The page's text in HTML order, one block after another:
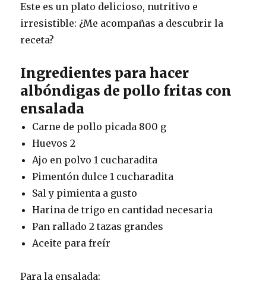
Este es un plato delicioso, nutritivo e
irresistible: ¿Me acompañas a descubrir la
receta?
Ingredientes para hacer
albóndigas de pollo fritas con
ensalada
Carne de pollo picada 800 g
Huevos 2
Ajo en polvo 1 cucharadita
Pimentón dulce 1 cucharadita
Sal y pimienta a gusto
Harina de trigo en cantidad necesaria
Pan rallado 2 tazas grandes
Aceite para freír
Para la ensalada: